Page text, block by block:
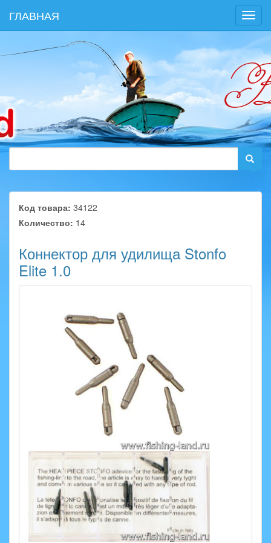
ГЛАВНАЯ
Код товара: 34122
Количество: 14
Коннектор для удилища Stonfo
Elite 1.0